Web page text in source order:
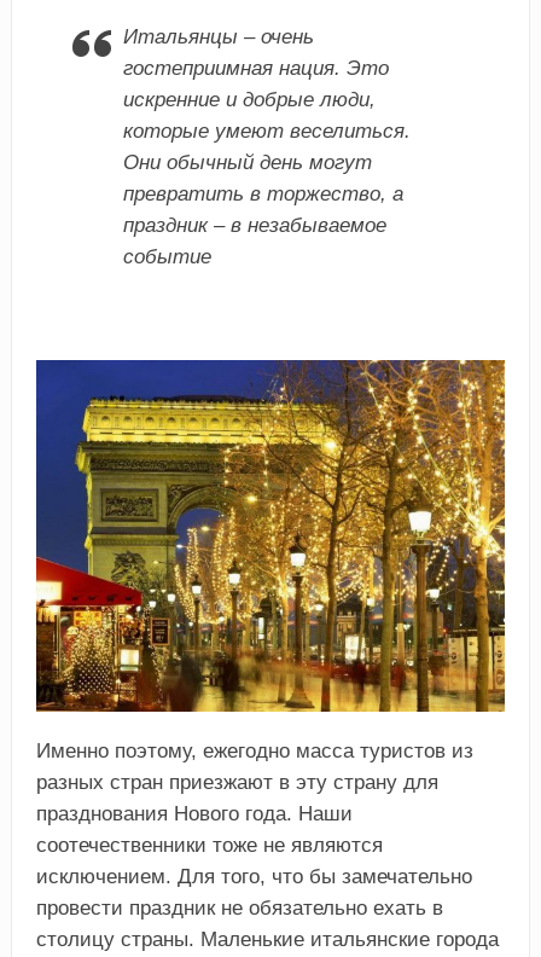
Итальянцы – очень
гостеприимная нация. Это
искренние и добрые люди,
которые умеют веселиться.
Они обычный день могут
превратить в торжество, а
праздник – в незабываемое
событие
Именно поэтому, ежегодно масса туристов из
разных стран приезжают в эту страну для
празднования Нового года. Наши
соотечественники тоже не являются
исключением. Для того, что бы замечательно
провести праздник не обязательно ехать в
столицу страны. Маленькие итальянские города